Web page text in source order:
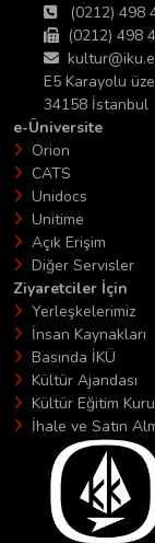
(0212) 498
(0212) 498
E5 Karayolu
34158 İstanbul
e-Üniversite
Orion
CATS
Unidocs
Unitime
Açık Erişim
Diğer Servisler
Ziyaretciler İçin
Yerleşkelerimiz
İnsan Kaynakları
Basında İKÜ
Kültür Ajandası
Kültür Eğitim
İhale ve Satın